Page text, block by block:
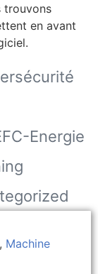
trouvons
en avant
Energie
, Machine